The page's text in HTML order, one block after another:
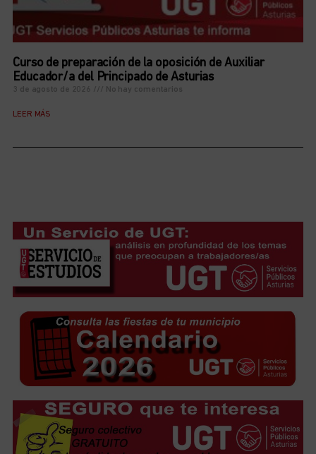
Curso de preparación de la oposición de Auxiliar
Educador/a del Principado de Asturias
3 de agosto de 2026 No hay comentarios
LEER MÁS